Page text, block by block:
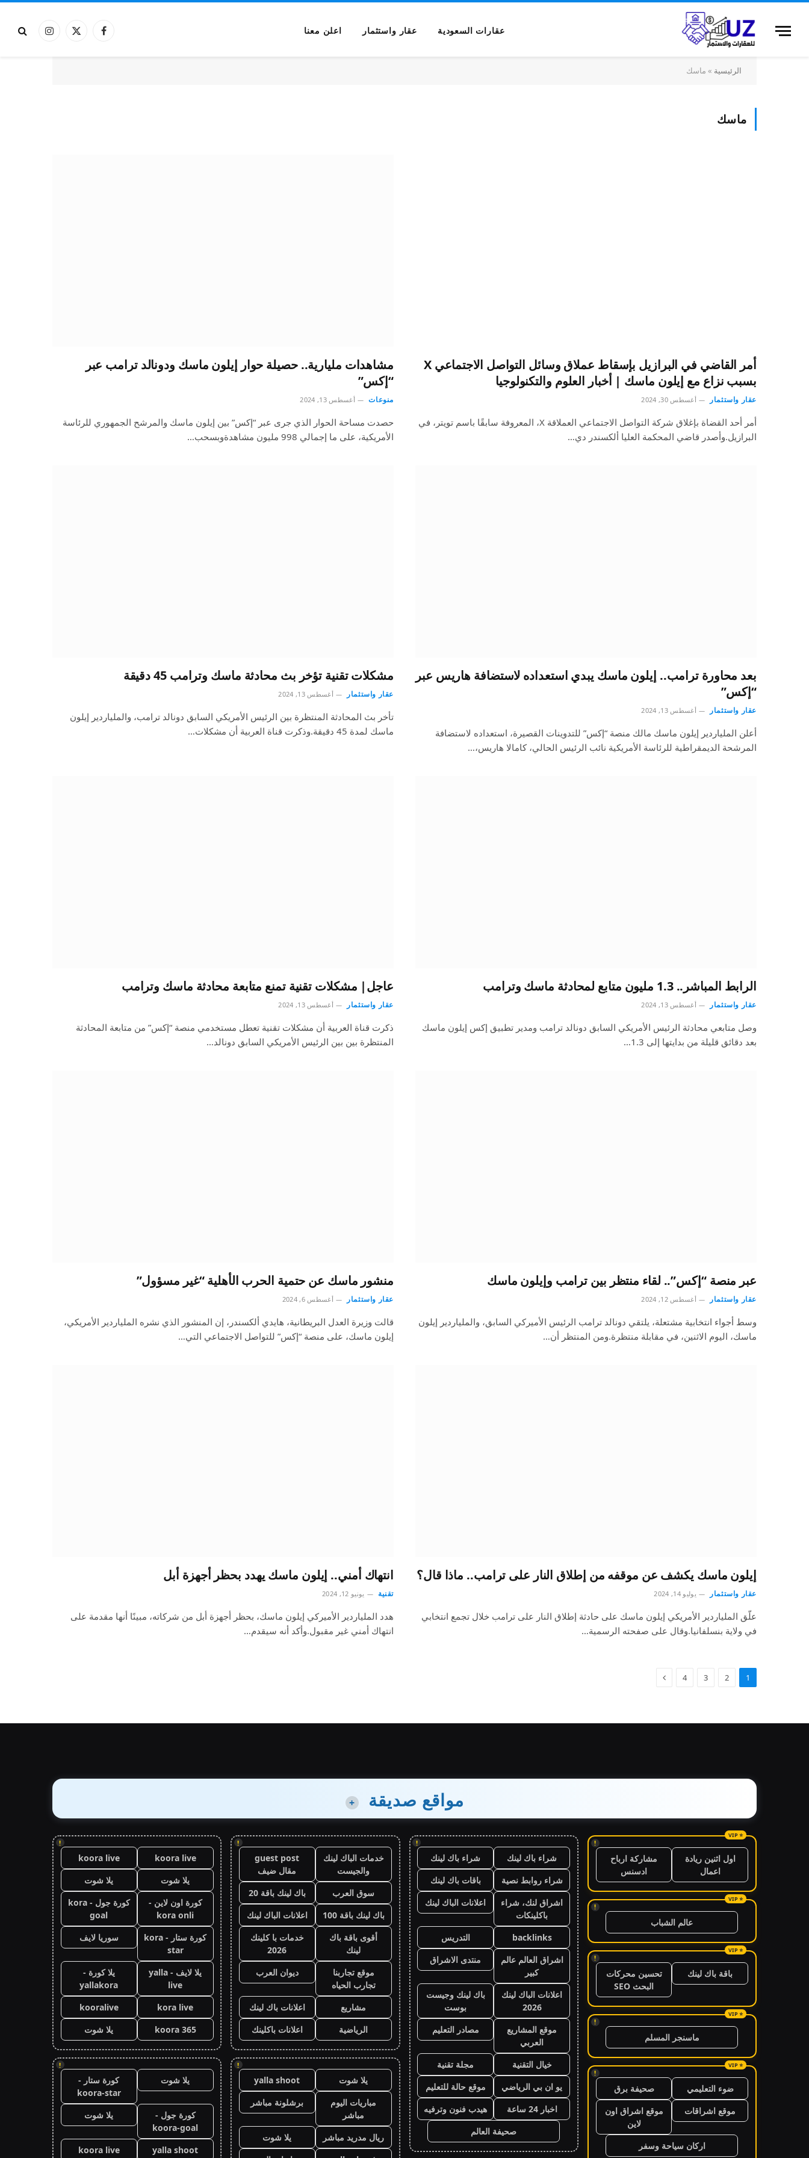
عقارات السعودية عقار واستثمار اعلن معنا فيسبوكX
الانستغرام
الرئيسية » ماسك
ماسك
أمر القاضي في البرازيل بإسقاط عملاق وسائل التواصل الاجتماعي X
بسبب نزاع مع إيلون ماسك | أخبار العلوم والتكنولوجيا
عقار واستثمار أغسطس 30, 2024
أمر أحد القضاة بإغلاق شركة التواصل الاجتماعي العملاقة X، المعروفة سابقًا باسم تويتر، في
البرازيل.وأصدر قاضي المحكمة العليا ألكسندر دي…
مشاهدات مليارية.. حصيلة حوار إيلون ماسك ودونالد ترامب عبر
“إكس”
منوعات أغسطس 13, 2024
حصدت مساحة الحوار الذي جرى عبر “إكس” بين إيلون ماسك والمرشح الجمهوري للرئاسة
الأمريكية، على ما إجمالي 998 مليون مشاهدةوبسحب…
بعد محاورة ترامب.. إيلون ماسك يبدي استعداده لاستضافة هاريس عبر
“إكس”
عقار واستثمار أغسطس 13, 2024
أعلن الملياردير إيلون ماسك مالك منصة “إكس” للتدوينات القصيرة، استعداده لاستضافة
المرشحة الديمقراطية للرئاسة الأمريكية نائب الرئيس الحالي، كامالا هاريس،…
مشكلات تقنية تؤخر بث محادثة ماسك وترامب 45 دقيقة
عقار واستثمار أغسطس 13, 2024
تأخر بث المحادثة المنتظرة بين الرئيس الأمريكي السابق دونالد ترامب، والملياردير إيلون
ماسك لمدة 45 دقيقة.وذكرت قناة العربية أن مشكلات…
الرابط المباشر.. 1.3 مليون متابع لمحادثة ماسك وترامب
عقار واستثمار أغسطس 13, 2024
وصل متابعي محادثة الرئيس الأمريكي السابق دونالد ترامب ومدير تطبيق إكس إيلون ماسك
بعد دقائق قليلة من بدايتها إلى 1.3…
عاجل| مشكلات تقنية تمنع متابعة محادثة ماسك وترامب
عقار واستثمار أغسطس 13, 2024
ذكرت قناة العربية أن مشكلات تقنية تعطل مستخدمي منصة “إكس” من متابعة المحادثة
المنتظرة بين بين الرئيس الأمريكي السابق دونالد…
عبر منصة “إكس”.. لقاء منتظر بين ترامب وإيلون ماسك
عقار واستثمار أغسطس 12, 2024
وسط أجواء انتخابية مشتعلة، يلتقي دونالد ترامب الرئيس الأميركي السابق، والملياردير إيلون
ماسك، اليوم الاثنين، في مقابلة منتظرة.ومن المنتظر أن…
منشور ماسك عن حتمية الحرب الأهلية “غير مسؤول”
عقار واستثمار أغسطس 6, 2024
قالت وزيرة العدل البريطانية، هايدي ألكسندر، إن المنشور الذي نشره الملياردير الأمريكي،
إيلون ماسك، على منصة “إكس” للتواصل الاجتماعي التي…
إيلون ماسك يكشف عن موقفه من إطلاق النار على ترامب.. ماذا قال؟
عقار واستثمار يوليو 14, 2024
علّق الملياردير الأمريكي إيلون ماسك على حادثة إطلاق النار على ترامب خلال تجمع انتخابي
في ولاية بنسلفانيا.وقال على صفحته الرسمية…
انتهاك أمني.. إيلون ماسك يهدد بحظر أجهزة أبل
تقنية يونيو 12, 2024
هدد الملياردير الأميركي إيلون ماسك، بحظر أجهزة أبل من شركاته، مبينًا أنها مقدمة على
انتهاك أمني غير مقبول.وأكد أنه سيقدم…
1
2
3
4
مواقع صديقة +
!
اول اثنين ريادة
اعمال
مشاركة ارباح
ادسنس
!
عالم الشباب
!
باقة باك لينك
تحسين محركات
البحث SEO
!
ماسنجر المسلم
!
ضوء التعليمي
صحيفة برق
موقع اشراقات
موقع اشراق اون
لاين
اركان سياحة وسفر
!
شراء باك لينك
شراء باك لينك
شراء روابط نصية
باقات باك لينك
اشراق لنك، شراء
باكلينكات
اعلانات الباك لينك
backlinks
التدريس
اشراق العالم عالم
كبير
منتدى الاشراق
اعلانات الباك لينك
2026
باك لينك وجيست
بوست
موقع المشاريع
العربي
مصادر التعليم
خيال التقنية
مجلة تقنية
يو ان بي الرياضي
موقع حالة للتعليم
اخبار 24 ساعة
هيدب فنون وترفيه
صحيفة العالم
!
خدمات الباك لينك
والجيست
guest post
مقال ضيف
سوق العرب
باك لينك باقة 20
باك لينك باقة 100
اعلانات الباك لينك
أقوى باقة باك
لينك
خدمات با كلينك
2026
موقع تجاربنا
تجارب الحياه
ديوان العرب
مشاريع
اعلانات باك لينك
الرياضية
اعلانات باكلينك
!
يلا شوت
yalla shoot
مباريات اليوم
مباشر
برشلونة مباشر
ريال مدريد مباشر
يلا شوت
!
koora live
koora live
يلا شوت
يلا شوت
كورة اون لاين -
kora onli
كورة جول - kora
goal
كورة ستار - kora
star
سوريا لايف
يلا لايف - yalla
live
يلا كورة -
yallakora
kora live
kooralive
koora 365
يلا شوت
!
يلا شوت
كورة ستار -
koora-star
كورة جول -
koora-goal
يلا شوت
yalla shoot
koora live